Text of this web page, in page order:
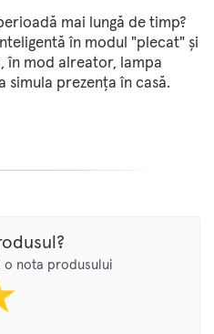
mai lungă de timp?
în modul "plecat" și
în mod alreator, lampa
simula prezența în casă.
o nota produsului